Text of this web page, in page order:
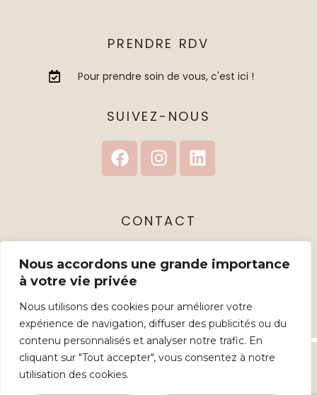
Nous accordons une grande importance
à votre vie privée
Nous utilisons des cookies pour améliorer votre
expérience de navigation, diffuser des publicités ou du
contenu personnalisés et analyser notre trafic. En
cliquant sur "Tout accepter", vous consentez à notre
utilisation des cookies.
PRENDRE RDV
Pour prendre soin de vous, c'est ici !
SUIVEZ-NOUS
CONTACT
03 44 05 03 46
Mentions légales et Politique de confidentialité